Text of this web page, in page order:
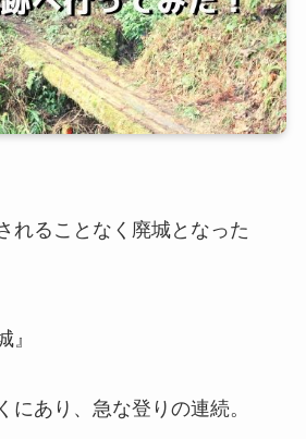
れることなく廃城となった
』
にあり、急な登りの連続。